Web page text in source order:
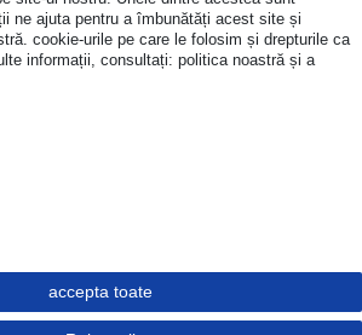
ne ajuta pentru a îmbunătăți acest site și
cookie-urile pe care le folosim și drepturile ca
informații, consultați: politica noastră și a
accepta toate
a lua legatura